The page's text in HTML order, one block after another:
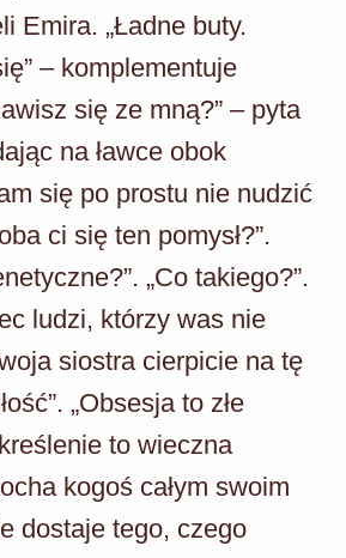
Emira. „Ładne buty.
– komplementuje
się ze mną?” – pyta
na ławce obok
się po prostu nie nudzić
ci się ten pomysł?”.
„Co takiego?”.
ludzi, którzy was nie
siostra cierpicie na tę
„Obsesja to złe
to wieczna
kogoś całym swoim
dostaje tego, czego